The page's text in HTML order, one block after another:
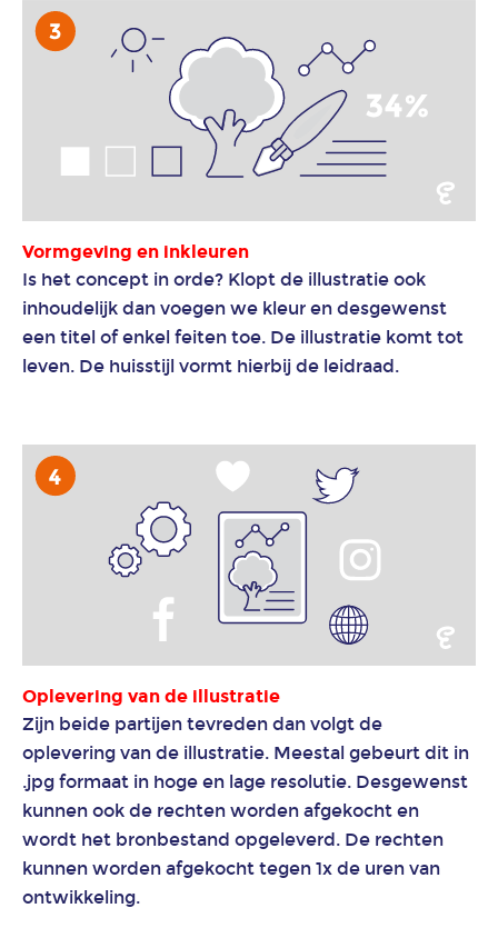
Vormgeving en inkleuren
Is het concept in orde? Klopt de illustratie ook
inhoudelijk dan voegen we kleur en desgewenst
een titel of enkel feiten toe. De illustratie komt tot
leven. De huisstijl vormt hierbij de leidraad.
Oplevering van de illustratie
Zijn beide partijen tevreden dan volgt de
oplevering van de illustratie. Meestal gebeurt dit in
.jpg formaat in hoge en lage resolutie. Desgewenst
kunnen ook de rechten worden afgekocht en
wordt het bronbestand opgeleverd. De rechten
kunnen worden afgekocht tegen 1x de uren van
ontwikkeling.